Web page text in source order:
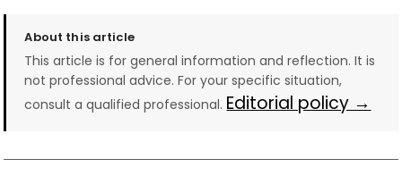
About this article
This article is for general information and reflection. It is
not professional advice. For your specific situation,
consult a qualified professional. Editorial policy →